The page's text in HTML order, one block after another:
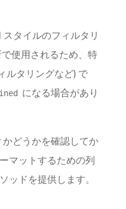
タイルのフィルタリ
使用されるため、特
ルタリングなど) で
になる場合があり
どうかを確認してか
マットするための列
ッドを提供します。